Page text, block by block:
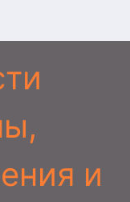
и